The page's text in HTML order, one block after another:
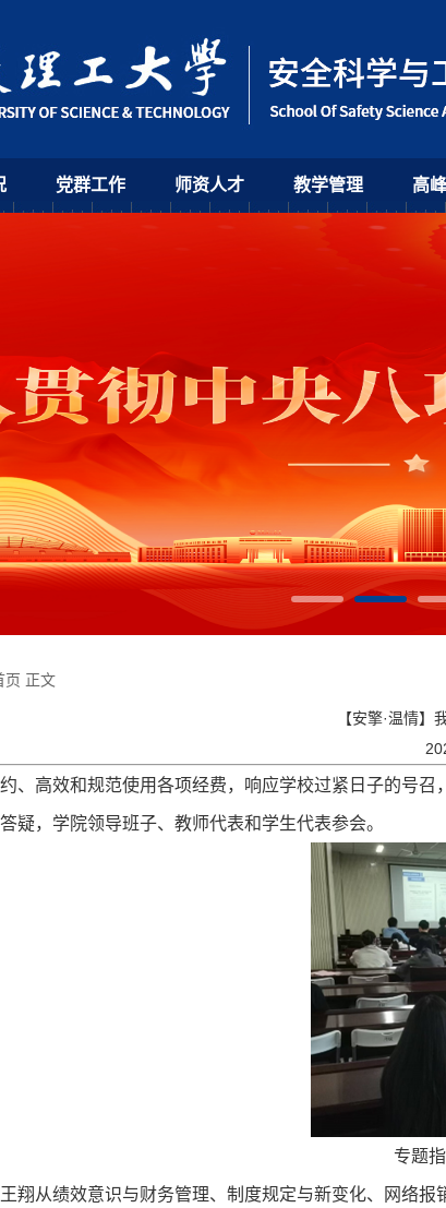
党群工作 师资人才 教学管理 高
页 正文
【安擎·温情
高效和规范使用各项经费，响应学校过紧日子的号召
疑，学院领导班子、教师代表和学生代表参会。
专题
从绩效意识与财务管理、制度规定与新变化、网络报